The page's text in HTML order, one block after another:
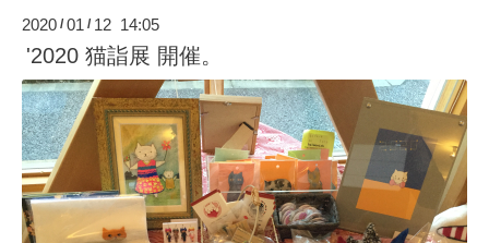
2020 /01 / 12 14:05
'2020 猫詣展 開催。